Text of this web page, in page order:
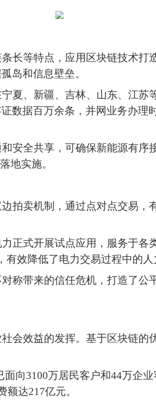
长等特点，应用区块链技术
岛和信息壁垒。
夏、新疆、吉林、山东、江苏
数据百万余条，并网业务办理
安全共享，可确保新能源有
地实施。
拍卖机制，通过点对点交易
正式开展试点应用，服务于各
效降低了电力交易过程中的人
称带来的信任危机，打造了
会效益的发挥。基于区块链
向3100万居民客户和44万企
达217亿元。